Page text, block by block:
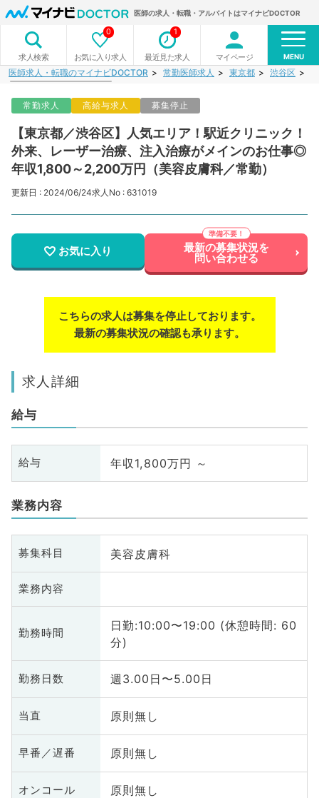
医師の求人・転職・アルバイトはマイナビDOCTOR
求人検索 お気に入り求人
0
最近見た求人
1
マイページ MENU
医師求人・転職のマイナビDOCTOR 常勤医師求人 東京都 渋谷区
常勤求人 高給与求人 募集停止
【東京都／渋谷区】人気エリア！駅近クリニック！
外来、レーザー治療、注入治療がメインのお仕事◎
年収1,800～2,200万円（美容皮膚科／常勤）
更新日 : 2024/06/24求人No : 631019
お気に入り 最新の募集状況を
問い合わせる
こちらの求人は募集を停止しております。
最新の募集状況の確認も承ります。
求人詳細
給与
給与 年収1,800万円 ～
業務内容
募集科目 美容皮膚科
業務内容
勤務時間
日勤:10:00〜19:00 (休憩時間: 60
分)
勤務日数 週3.00日〜5.00日
当直 原則無し
早番／遅番 原則無し
オンコール 原則無し